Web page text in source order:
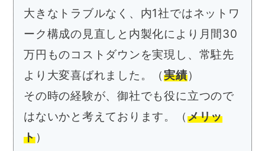
大きなトラブルなく、内1社ではネットワ
ーク構成の見直しと内製化により月間30
万円ものコストダウンを実現し、常駐先
より大変喜ばれました。（実績）
その時の経験が、御社でも役に立つので
はないかと考えております。（メリッ
ト）